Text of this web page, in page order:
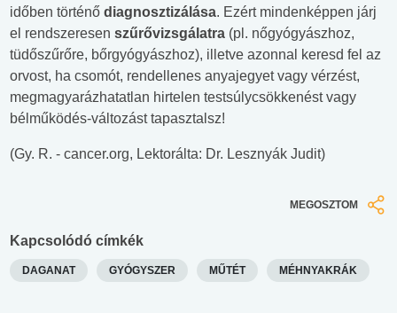
időben történő diagnosztizálása. Ezért mindenképpen járj
el rendszeresen szűrővizsgálatra (pl. nőgyógyászhoz,
tüdőszűrőre, bőrgyógyászhoz), illetve azonnal keresd fel az
orvost, ha csomót, rendellenes anyajegyet vagy vérzést,
megmagyarázhatatlan hirtelen testsúlycsökkenést vagy
bélműködés-változást tapasztalsz!
(Gy. R. - cancer.org, Lektorálta: Dr. Lesznyák Judit)
MEGOSZTOM
Kapcsolódó címkék
DAGANAT GYÓGYSZER MŰTÉT MÉHNYAKRÁK